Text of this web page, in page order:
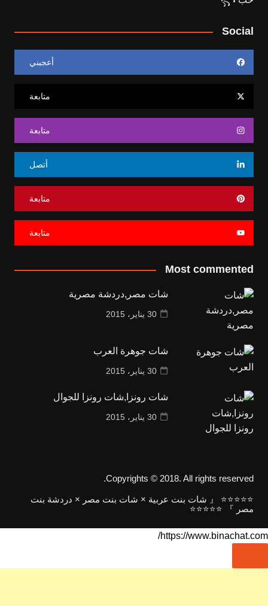
Social
أعجبني
متابعة
متابعة
أتصل
متابعة
متابعة
Most commented
شات مصر,دردشة مصرية
30 يناير، 2015
شات جوهرة العرب
30 يناير، 2015
شات رونزا,شات رونزا للجوال
30 يناير، 2015
Copyrights © 2018. All rights reserved.
⭐⭐⭐⭐⭐ 『 شات بنت عربية × شات بنت مصر × دردشة بنت
مصر 』 ⭐⭐⭐⭐⭐
https://www.binachat.com/